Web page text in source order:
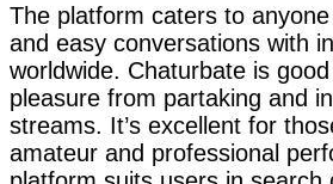
The platform caters to
and easy conversations with
worldwide. Chaturbate is
pleasure from partaking and
streams. It’s excellent for
amateur and professional